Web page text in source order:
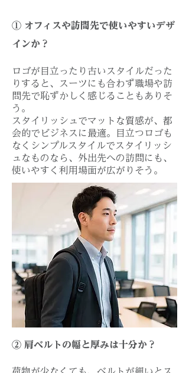
① オフィスや訪問先で使いやすいデザ
インか？
ロゴが目立ったり古いスタイルだった
りすると、スーツにも合わず職場や訪
問先で恥ずかしく感じることもありそ
う。
スタイリッシュでマットな質感が、都
会的でビジネスに最適。目立つロゴも
なくシンプルスタイルでスタイリッシ
ュなものなら、外出先への訪問にも、
使いやすく利用場面が広がりそう。
② 肩ベルトの幅と厚みは十分か？